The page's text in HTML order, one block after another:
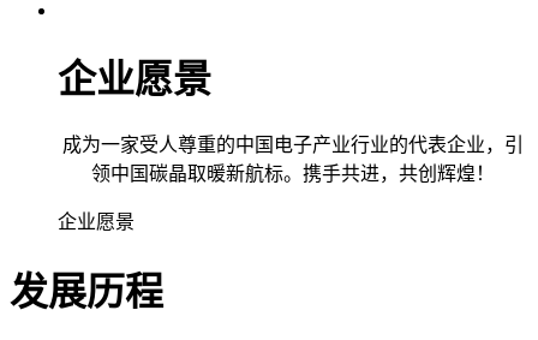
企业愿景
成为一家受人尊重的中国电子产业行业的代表企业，引
领中国碳晶取暖新航标。携手共进，共创辉煌！
企业愿景
发展历程